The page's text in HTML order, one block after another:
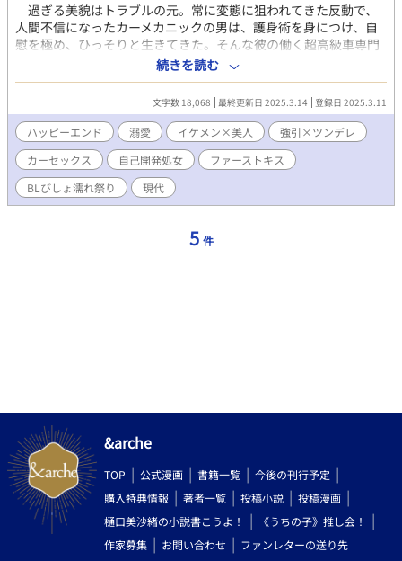
過ぎる美貌はトラブルの元。常に変態に狙われてきた反動で、
人間不信になったカーメカニックの男は、護身術を身につけ、自
慰を極め、ひっそりと生きてきた。そんな彼の働く超高級車専門
のカスタムショップに現れたのは、国宝級の美貌と財力とウザさ
を持つ超ポジティブ富豪だった。 出会いは最悪。セクハラ全開
男を投げ飛ばしたのに「恋に落ちた」と言われてしまう。そのま
ま強引にデートに引きずり出され、「好き♡ 結婚しよ♡」と迫ら
れる始末。それも全てはカスタムを依頼した客だから…と耐え続
け、ついにやってきた納車日。運転して届けるだけのはずだった
のに「いいよね♡」って全然よくないんだが？！ 「国宝級イケメ
ンクズ×鉄壁の処女」二人が「納品されたばかりの新車の中です
る」濡れ場を受け視点でお送りします。 攻めは自己中な押せ押
頭空っぽでお楽しみください。 ＃BLびしょ濡れ祭り参加作品。
ムーンライトノベルズより転載。
続きを読む
文字数 18,068 最終更新日 2025.3.14 登録日 2025.3.11
ハッピーエンド 溺愛 イケメン×美人
強引×ツンデレ
カーセックス
自己開発処女
ファーストキス
BLびしょ濡れ祭り
現代
5 件
&arche
TOP 公式漫画 書籍一覧
今後の刊行予定
購入特典情報
著者一覧 投稿小説
投稿漫画
樋口美沙緒の小説書こうよ！
《うちの子》推し会！
作家募集
お問い合わせ ファンレターの送り先